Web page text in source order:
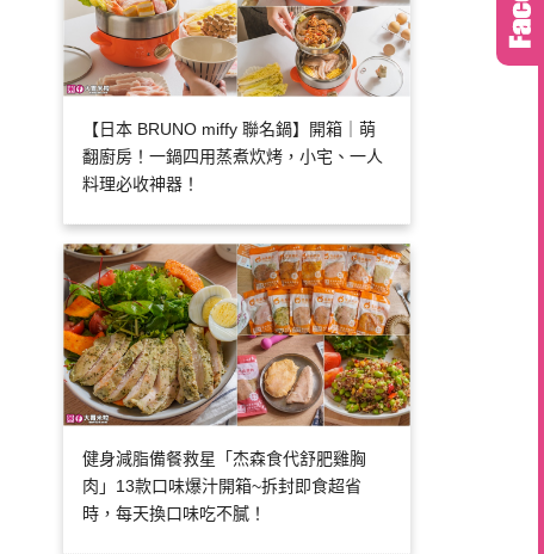
【日本 BRUNO miffy 聯名鍋】開箱｜萌
翻廚房！一鍋四用蒸煮炊烤，小宅、一人
料理必收神器！
健身減脂備餐救星「杰森食代舒肥雞胸
肉」13款口味爆汁開箱~拆封即食超省
時，每天換口味吃不膩！